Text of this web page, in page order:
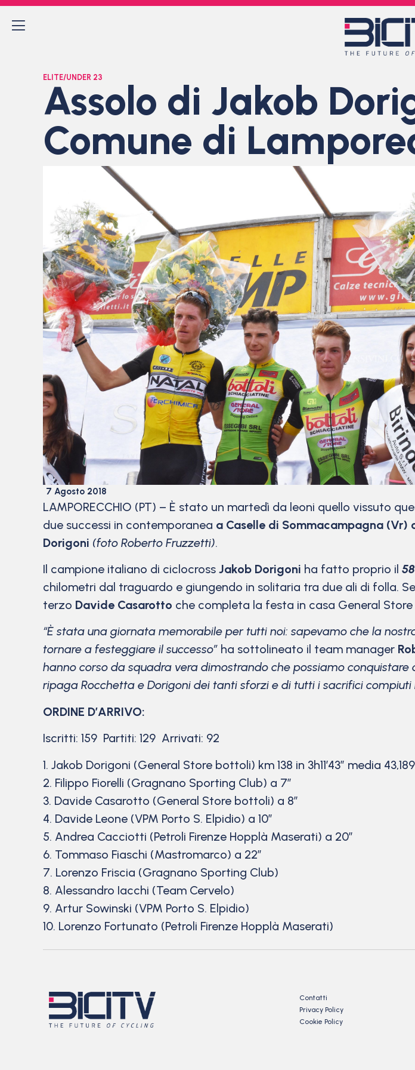
ELITE/UNDER 23
Assolo di Jakob
Comune di
7 Agosto 2018
LAMPORECCHIO (PT) – È stato un martedì da leoni quello vissuto
due successi in contemporanea a Caselle di Sommacampagna (Vr)
Dorigoni (foto Roberto Fruzzetti).
Il campione italiano di ciclocross Jakob Dorigoni ha fatto proprio il
chilometri dal traguardo e giungendo in solitaria tra due ali di folla.
terzo Davide Casarotto che completa la festa in casa General
“È stata una giornata memorabile per tutti noi: sapevamo che la
tornare a festeggiare il successo” ha sottolineato il team manager
hanno corso da squadra vera dimostrando che possiamo
ripaga Rocchetta e Dorigoni dei tanti sforzi e di tutti i sacrifici compiuti
ORDINE D’ARRIVO:
Iscritti: 159 Partiti: 129 Arrivati: 92
1. Jakob Dorigoni (General Store bottoli) km 138 in 3h11’43” media
2. Filippo Fiorelli (Gragnano Sporting Club) a 7″
3. Davide Casarotto (General Store bottoli) a 8″
4. Davide Leone (VPM Porto S. Elpidio) a 10″
5. Andrea Cacciotti (Petroli Firenze Hopplà Maserati) a 20″
6. Tommaso Fiaschi (Mastromarco) a 22″
7. Lorenzo Friscia (Gragnano Sporting Club)
8. Alessandro Iacchi (Team Cervelo)
9. Artur Sowinski (VPM Porto S. Elpidio)
10. Lorenzo Fortunato (Petroli Firenze Hopplà Maserati)
Contatti
Privacy Policy
Cookie Policy